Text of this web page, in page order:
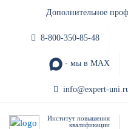
Дополнительное
8-800-350-85-48
- мы в MAX
info@expert-
Институт повышения
квалификации